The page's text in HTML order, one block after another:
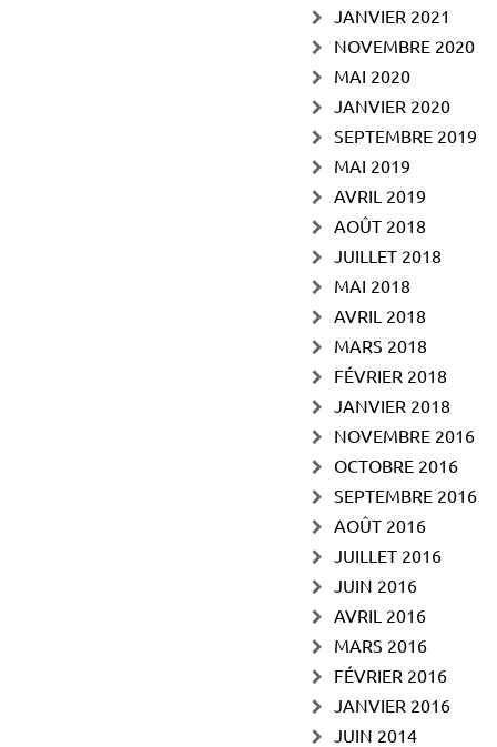
JANVIER 2021
NOVEMBRE 2020
MAI 2020
JANVIER 2020
SEPTEMBRE 2019
MAI 2019
AVRIL 2019
AOÛT 2018
JUILLET 2018
MAI 2018
AVRIL 2018
MARS 2018
FÉVRIER 2018
JANVIER 2018
NOVEMBRE 2016
OCTOBRE 2016
SEPTEMBRE 2016
AOÛT 2016
JUILLET 2016
JUIN 2016
AVRIL 2016
MARS 2016
FÉVRIER 2016
JANVIER 2016
JUIN 2014